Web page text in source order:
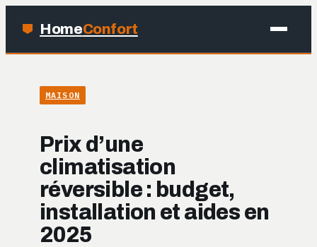
HomeConfort
JARDINAGE
DÉCO
MAISON
Prix d’une
climatisation
réversible : budget,
installation et aides en
2025